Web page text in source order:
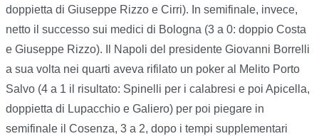
doppietta di Giuseppe Rizzo e Cirri). In semifinale, invece,
netto il successo sui medici di Bologna (3 a 0: doppio Costa
e Giuseppe Rizzo). Il Napoli del presidente Giovanni Borrelli
a sua volta nei quarti aveva rifilato un poker al Melito Porto
Salvo (4 a 1 il risultato: Spinelli per i calabresi e poi Apicella,
doppietta di Lupacchio e Galiero) per poi piegare in
semifinale il Cosenza, 3 a 2, dopo i tempi supplementari